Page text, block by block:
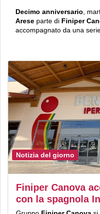
Decimo anniversario ,
Arese parte di Finiper
accompagnato da una
Notizia del giorno
Finiper Canova
con la spagnola